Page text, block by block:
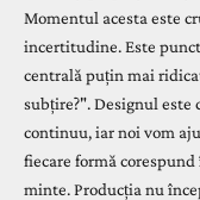
Momentul acesta este
incertitudine. Este
centrală puțin mai
subțire?". Designul este
continuu, iar noi vom
fiecare formă
minte. Producția nu